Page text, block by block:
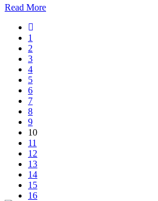
Read More
1
2
3
4
5
6
7
8
9
10
11
12
13
14
15
16